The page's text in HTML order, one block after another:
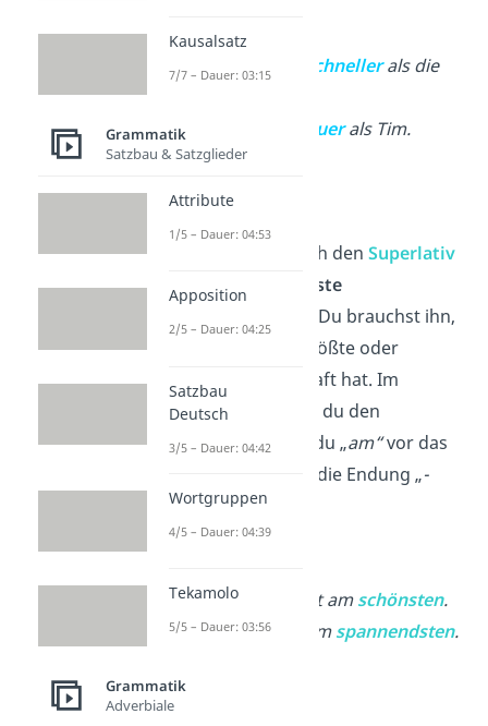
Der Hund ist
schnellerals die
schlauerals Tim.
Superlativ
Zuletzt gibt es noch den Superlativ
— das ist die
höchste
. Du brauchst ihn,
wenn etwas die größte oder
stärkste
Eigenschaft hat. Im
Deutschen
du den
Superlativ, indem du „am“vor das
Adjektiv setzt und die Endung „-
sten“hinzufügst.
Diese Blume ist amschönsten.
Der Film war amspannendsten.
Kausalsatz
7/7 – Dauer: 03:15
Grammatik
Satzbau & Satzglieder
Attribute
1/5 – Dauer: 04:53
Apposition
2/5 – Dauer: 04:25
Satzbau
Deutsch
3/5 – Dauer: 04:42
Wortgruppen
4/5 – Dauer: 04:39
Tekamolo
5/5 – Dauer: 03:56
Grammatik
Adverbiale